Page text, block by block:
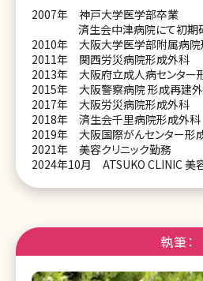
2007年 神戸大学医学部卒業
済生会中津病院にて初期研
2010年 大阪大学医学部附属病院
2011年 関西労災病院形成外科
2013年 大阪府立成人病センター
2015年 大阪警察病院 形成再建外
2017年 大阪労災病院形成外科
2018年 済生会千里病院形成外科
2019年 大阪国際がんセンター形
2021年 美容クリニック勤務
2024年10月 ATSUKO CLINIC 美
執筆：